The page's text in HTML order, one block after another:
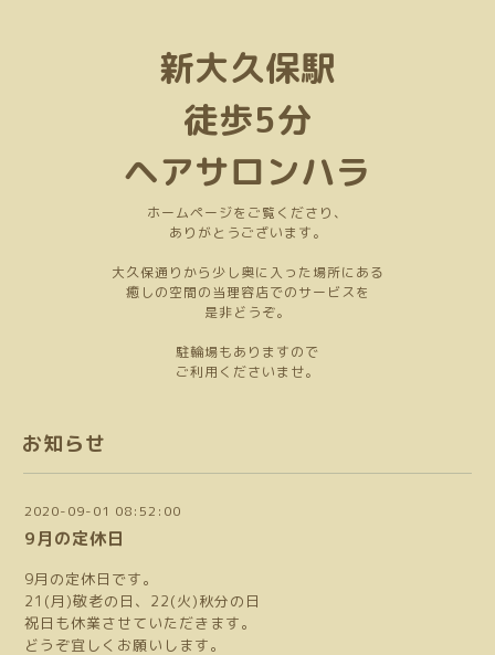
新大久保駅
徒歩5分
ヘアサロンハラ
ホームページをご覧くださり、
ありがとうございます。
大久保通りから少し奥に入った場所にある
癒しの空間の当理容店でのサービスを
是非どうぞ。
駐輪場もありますので
ご利用くださいませ。
お知らせ
2020-09-01 08:52:00
9月の定休日
9月の定休日です。
21(月)敬老の日、22(火)秋分の日
祝日も休業させていただきます。
どうぞ宜しくお願いします。